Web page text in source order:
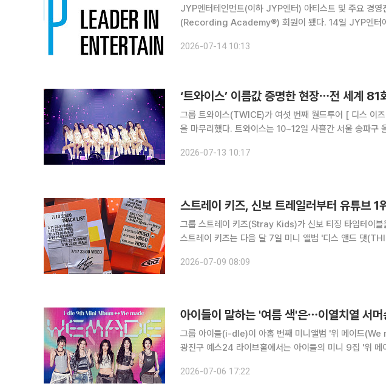
JYP엔터테인먼트(이하 JYP엔터) 아티스트 및 주요 경영
(Recording Academy®) 회원이 됐다. 14일 JYP엔터에 따르면 박진영(J.Y. Park)을 비롯해 트
진, 한, 필릭스, 승민, 아이엔)까지
2026-07-14 10:13
‘트와이스’ 이름값 증명한 현장⋯전 세계 81
그룹 트와이스(TWICE)가 여섯 번째 월드투어 [ 디스 이
을 마무리했다. 트와이스는 10~12일 사흘간 서울 송파구 올림픽공원 KSPO 돔(옛 체조경기장)에서
이어 아레나에서 출발해 아시아, 오세아니
2026-07-13 10:17
스트레이 키즈, 신보 트레일러부터 유튜브
그룹 스트레이 키즈(Stray Kids)가 신보 티징 타임테이블
스트레이 키즈는 다음 달 7일 미니 앨범 '디스 앤드 댓
2026-07-09 08:09
아이들이 말하는 '여름 색'은⋯이열치열 서
그룹 아이들(i-dle)이 아홉 번째 미니앨범 '위 메이드(We
광진구 예스24 라이브홀에서는 아이들의 미니 9집 '위 메
Love)'와 수록곡 '크로우(Cro
2026-07-06 17:22